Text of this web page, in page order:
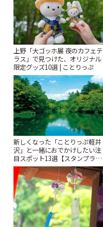
上野「大ゴッホ展 夜のカフェテ
ラス」で見つけた、オリジナル
限定グッズ10選 | ことりっぷ
新しくなった「ことりっぷ軽井
沢」と一緒におでかけしたい注
目スポット13選【スタンプラリ
ー開催中】 | ことりっぷ